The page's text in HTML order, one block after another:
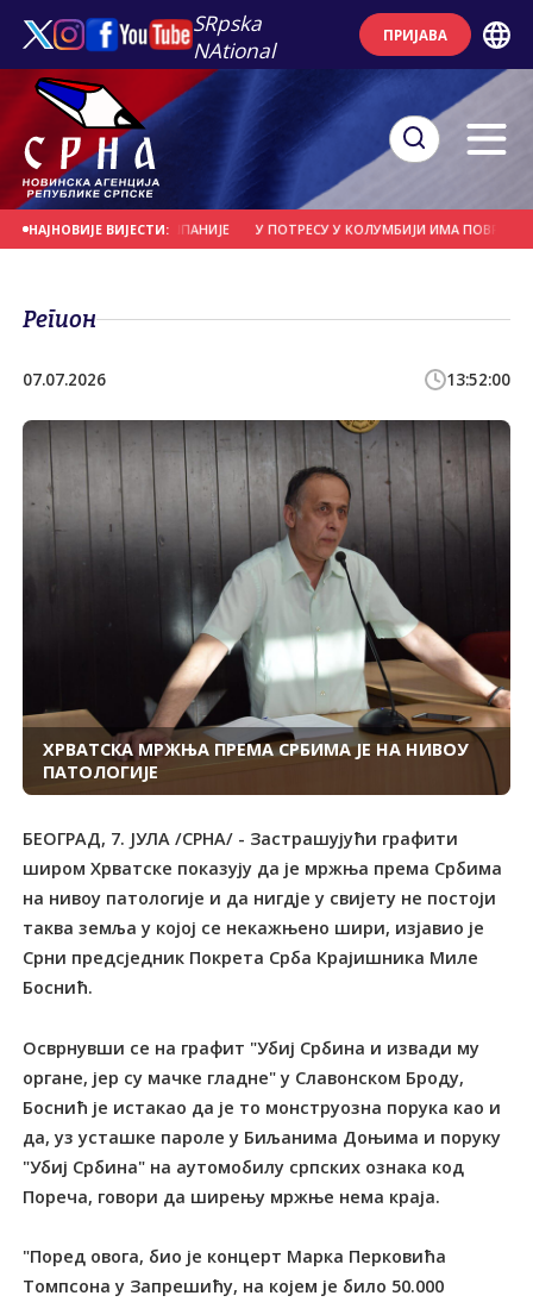
SRpska
NAtional
ПРИЈАВА
НАЈНОВИЈЕ ВИЈЕСТИ:
НА ЈУГОЗАПАДУ ШПАНИЈЕ У ПОТРЕСУ У КОЛУМБИЈИ ИМА
Регион
07.07.2026 13:52:00
ХРВАТСКА МРЖЊА ПРЕМА СРБИМА ЈЕ НА НИВОУ
ПАТОЛОГИЈЕ
БЕОГРАД, 7. ЈУЛА /СРНА/ - Застрашујући графити
широм Хрватске показују да је мржња према Србима
на нивоу патологије и да нигдје у свијету не постоји
таква земља у којој се некажњено шири, изјавио је
Срни предсједник Покрета Срба Крајишника Миле
Боснић.
Осврнувши се на графит "Убиј Србина и извади му
органе, јер су мачке гладне" у Славонском Броду,
Боснић је истакао да је то монструозна порука као и
да, уз усташке пароле у Биљанима Доњима и поруку
"Убиј Србина" на аутомобилу српских ознака код
Пореча, говори да ширењу мржње нема краја.
"Поред овога, био је концерт Марка Перковића
Томпсона у Запрешићу, на којем је било 50.000